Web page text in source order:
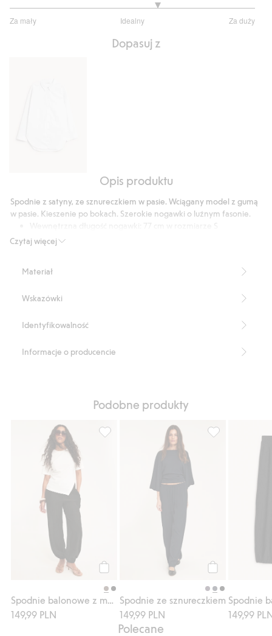
Za mały Idealny Za duży
na
Dopasuj z
Opis produktu
Czytaj więcej
Spodnie z satyny, ze sznureczkiem w pasie. Wciągany model z gumą
w pasie. Kieszenie po bokach. Szerokie nogawki o luźnym fasonie.
Produkt zawiera 100% poliestru z odzysku.
Materiał
Wskazówki
Identyfikowalność
Informacje o producencie
Podobne produkty
149,99 PLN
Spodnie balonowe z marszczeniem,
Spodnie ze sznureczkiem
149,99 PLN
Spodnie ze
149,99
Polecane